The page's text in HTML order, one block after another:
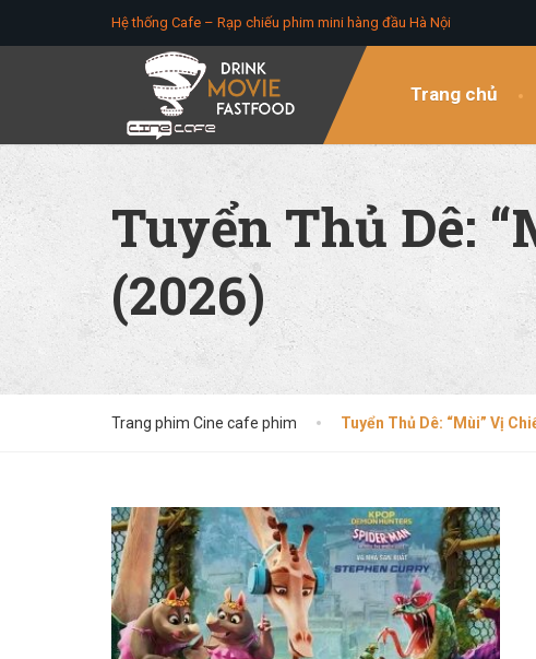
Hệ thống Cafe – Rạp chiếu phim mini hàng đầu Hà Nội
Trang chủ
Tuyển Thủ Dê:
(2026)
Trang phim Cine cafe phim Tuyển Thủ Dê: “Mùi” Vị